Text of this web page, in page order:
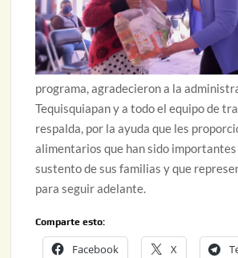
programa, agradecieron a la
Tequisquiapan y a todo el equipo de
respalda, por la ayuda que les
alimentarios que han sido importantes
sustento de sus familias y que
para seguir adelante.
Comparte esto:
Facebook X